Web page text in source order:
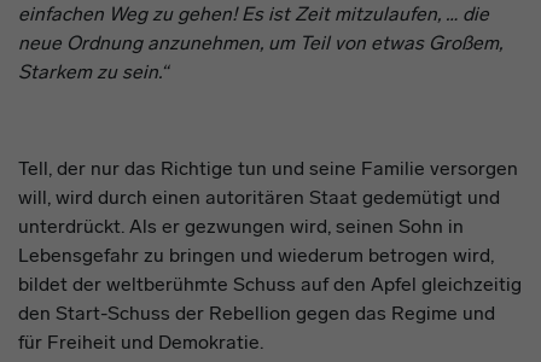
einfachen Weg zu gehen! Es ist Zeit mitzulaufen, … die
neue Ordnung anzunehmen, um Teil von etwas Großem,
Starkem zu sein.“
Tell, der nur das Richtige tun und seine Familie versorgen
will, wird durch einen autoritären Staat gedemütigt und
unterdrückt. Als er gezwungen wird, seinen Sohn in
Lebensgefahr zu bringen und wiederum betrogen wird,
bildet der weltberühmte Schuss auf den Apfel gleichzeitig
den Start-Schuss der Rebellion gegen das Regime und
für Freiheit und Demokratie.